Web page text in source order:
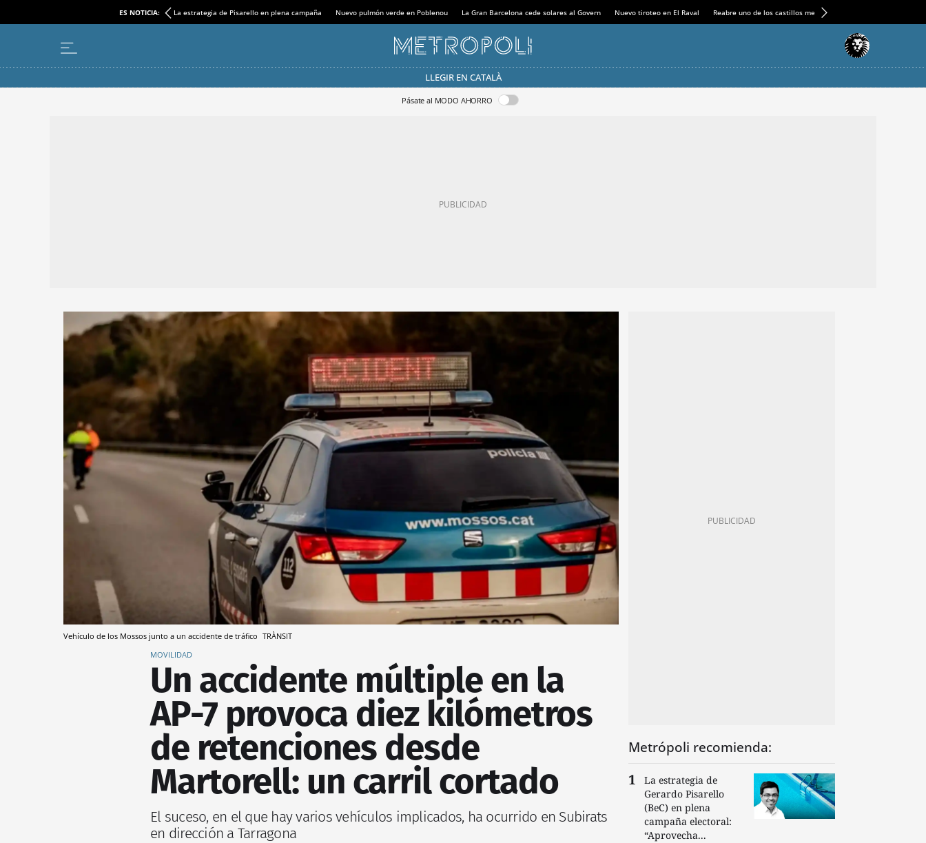
ES NOTICIA: La estrategia de Pisarello en plena campaña Nuevo pulmón verde en Poblenou La Gran Barcelona cede solares al Govern Nuevo tiroteo en El Raval Reabre uno de los castillos medievales más espectaculares
LLEGIR EN CATALÀ
Pásate al MODO AHORRO
Vehículo de los Mossos junto a un accidente de tráfico TRÀNSIT
MOVILIDAD
Un accidente múltiple en la
AP-7 provoca diez kilómetros
de retenciones desde
Martorell: un carril cortado
El suceso, en el que hay varios vehículos implicados, ha ocurrido en Subirats
en dirección a Tarragona
Metrópoli recomienda:
La estrategia de
Gerardo Pisarello
(BeC) en plena
campaña electoral:
“Aprovecha...